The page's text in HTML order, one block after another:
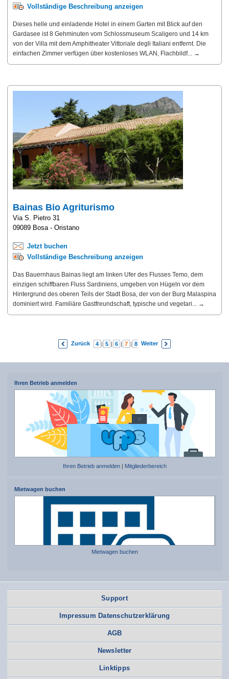
Vollständige Beschreibung anzeigen
Dieses helle und einladende Hotel in einem Garten mit Blick auf den
Gardasee ist 8 Gehminuten vom Schlossmuseum Scaligero und 14 km
von der Villa mit dem Amphitheater Vittoriale degli Italiani entfernt. Die
einfachen Zimmer verfügen über kostenloses WLAN, Flachbildf... →
Bainas Bio Agriturismo
Via S. Pietro 31
09089 Bosa - Oristano
Jetzt buchen
Vollständige Beschreibung anzeigen
Das Bauernhaus Bainas liegt am linken Ufer des Flusses Temo, dem
einzigen schiffbaren Fluss Sardiniens, umgeben von Hügeln vor dem
Hintergrund des oberen Teils der Stadt Bosa, der von der Burg Malaspina
dominiert wird. Familiäre Gastfreundschaft, typische und vegetari... →
Zurück 4 | 5 | 6 | 7 | 8 | 9 | 10
Weiter
Ihren Betrieb anmelden
Ihren Betrieb anmelden | Mitgliederbereich
Mietwagen buchen
Mietwagen buchen
Support
Impressum Datenschutzerklärung
AGB
Newsletter
Linktipps